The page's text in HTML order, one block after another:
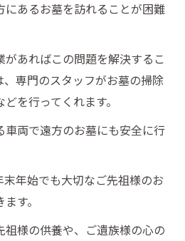
にあるお墓を訪れることが困難
があればこの問題を解決するこ
、専門のスタッフがお墓の掃除
を行ってくれます。
車両で遠方のお墓にも安全に行
末年始でも大切なご先祖様のお
す。
様の供養や、ご遺族様の心の